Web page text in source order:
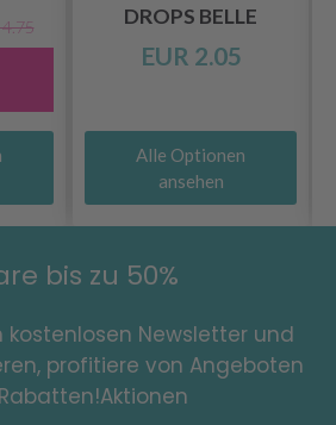
DROPS BELLE
EUR 2.05
Alle Optionen
ansehen
bis zu 50%
kostenlosen Newsletter und
profitiere von Angeboten